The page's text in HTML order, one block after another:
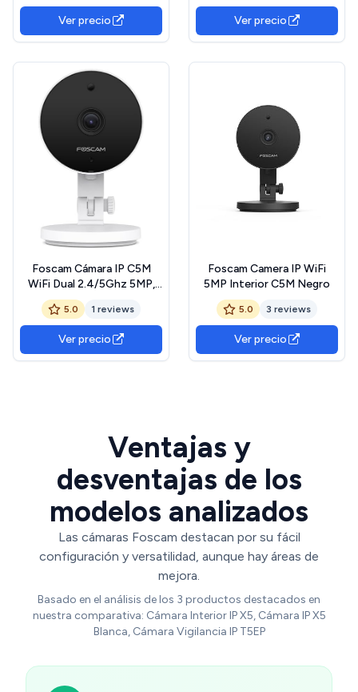
Ver precio Ver precio
Foscam Cámara IP C5M
WiFi Dual 2.4/5Ghz 5MP,
Seguridad, Detección
Humana, Audio, Visión
Nocturna, Sirena de Alarma.
5.0 1 reviews
Ver precio
Foscam Camera IP WiFi
5MP Interior C5M Negro
5.0 3 reviews
Ver precio
Ventajas y
desventajas de los
modelos analizados
Las cámaras Foscam destacan por su fácil
configuración y versatilidad, aunque hay áreas de
mejora.
Basado en el análisis de los 3 productos destacados en
nuestra comparativa: Cámara Interior IP X5, Cámara IP X5
Blanca, Cámara Vigilancia IP T5EP